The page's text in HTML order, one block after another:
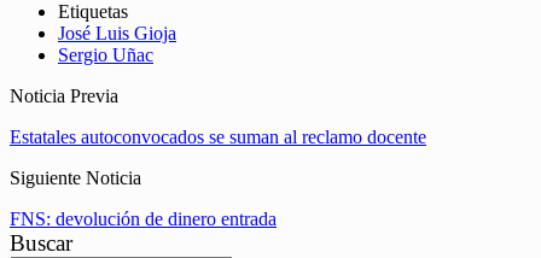
Etiquetas
José Luis Gioja
Sergio Uñac
Noticia Previa
Estatales autoconvocados se suman al reclamo docente
Siguiente Noticia
FNS: devolución de dinero entrada
Buscar